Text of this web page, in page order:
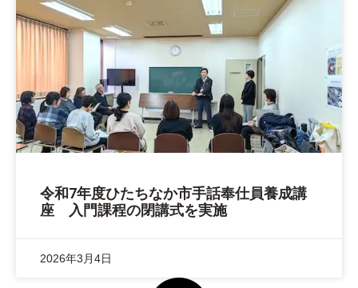
令和7年度ひたちなか市手話奉仕員養成講
座 入門課程の閉講式を実施
2026年3月4日